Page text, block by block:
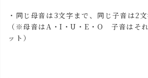
・同じ母音は3文字まで、同じ子音は2文
（※母音はA・I・U・E・O 子音はそ
ット）